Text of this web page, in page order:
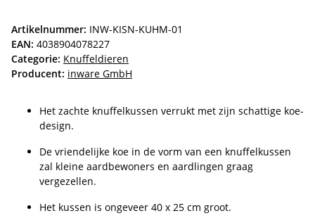
Artikelnummer: INW-KISN-KUHM-01
EAN: 4038904078227
Categorie: Knuffeldieren
Producent: inware GmbH
Het zachte knuffelkussen verrukt met zijn schattige koe-
design.
De vriendelijke koe in de vorm van een knuffelkussen
zal kleine aardbewoners en aardlingen graag
vergezellen.
Het kussen is ongeveer 40 x 25 cm groot.